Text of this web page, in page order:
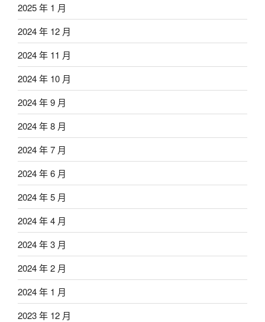
2025 年 1 月
2024 年 12 月
2024 年 11 月
2024 年 10 月
2024 年 9 月
2024 年 8 月
2024 年 7 月
2024 年 6 月
2024 年 5 月
2024 年 4 月
2024 年 3 月
2024 年 2 月
2024 年 1 月
2023 年 12 月